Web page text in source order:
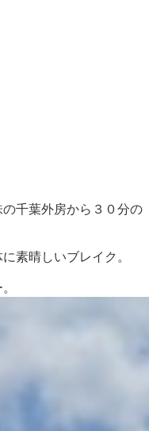
千葉外房から３０分の
素晴しいブレイク。